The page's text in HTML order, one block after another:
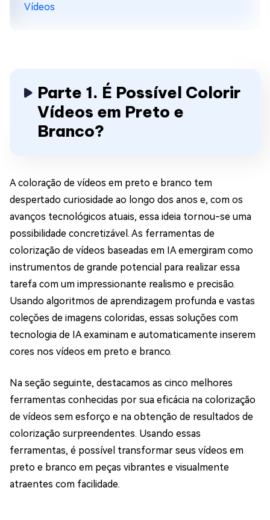
Vídeos
Parte 1. É Possível Colorir
Vídeos em Preto e
Branco?
A coloração de vídeos em preto e branco tem
despertado curiosidade ao longo dos anos e, com os
avanços tecnológicos atuais, essa ideia tornou-se uma
possibilidade concretizável. As ferramentas de
colorização de vídeos baseadas em IA emergiram como
instrumentos de grande potencial para realizar essa
tarefa com um impressionante realismo e precisão.
Usando algoritmos de aprendizagem profunda e vastas
coleções de imagens coloridas, essas soluções com
tecnologia de IA examinam e automaticamente inserem
cores nos vídeos em preto e branco.
Na seção seguinte, destacamos as cinco melhores
ferramentas conhecidas por sua eficácia na colorização
de vídeos sem esforço e na obtenção de resultados de
colorização surpreendentes. Usando essas
ferramentas, é possível transformar seus vídeos em
preto e branco em peças vibrantes e visualmente
atraentes com facilidade.